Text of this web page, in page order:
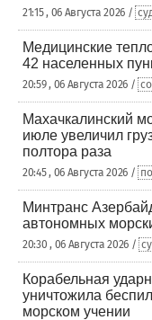
21:15 , 06 Августа 2026 /
Медицинские
42 населенных
20:59 , 06 Августа 2026 /
Махачкалинский
июле увеличил
полтора раза
20:45 , 06 Августа 2026 /
Минтранс
автономных
20:30 , 06 Августа 2026 /
Корабельная
уничтожила
морском учении